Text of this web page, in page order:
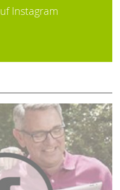
Instagram